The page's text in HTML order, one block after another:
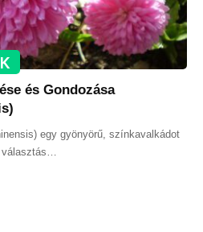
és Gondozása
egy gyönyörű, színkavalkádot